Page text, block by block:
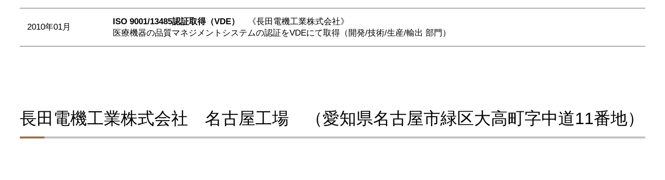
2010年01月
ISO 9001/13485認証取得（VDE）
《長田電機工業株式会社》
医療機器の品質マネジメントシステムの認証をVDEにて取得（開発/技術/生産/輸出 部門）
長田電機工業株式会社 名古屋工場 （愛知県名古屋市緑区大高町字中道11番地）